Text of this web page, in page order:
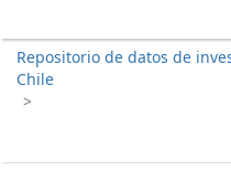
Repositorio de datos de
Chile
>